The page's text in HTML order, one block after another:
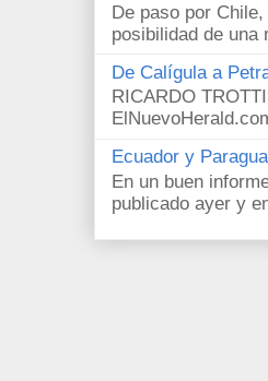
De paso por
posibilidad de una
De Calígula a
RICARDO
Ecuador y
En un buen
publicado ayer y